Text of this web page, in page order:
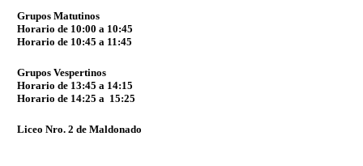
Grupos Matutinos
Horario de 10:00 a 10:45
Horario de 10:45 a 11:45
Grupos Vespertinos
Horario de 13:45 a 14:15
Horario de 14:25 a 15:25
Liceo Nro. 2 de Maldonado